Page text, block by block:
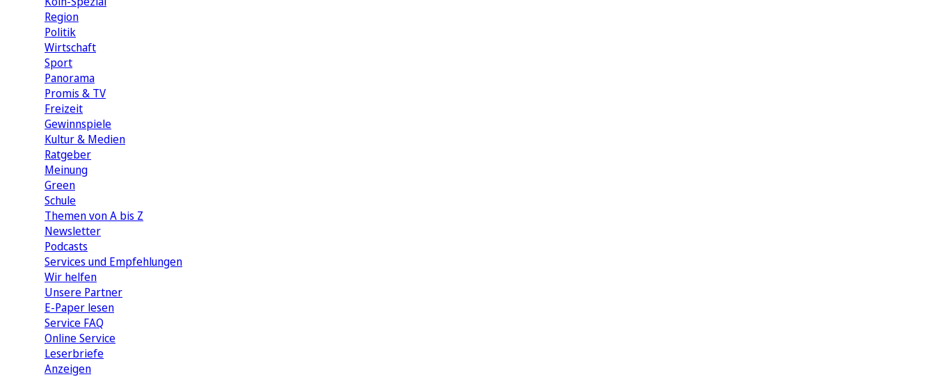
Region
Politik
Wirtschaft
Sport
Panorama
Promis & TV
Freizeit
Gewinnspiele
Kultur & Medien
Ratgeber
Meinung
Green
Schule
Themen von A bis Z
Newsletter
Podcasts
Services und Empfehlungen
Wir helfen
Unsere Partner
E-Paper lesen
Service FAQ
Online Service
Leserbriefe
Anzeigen